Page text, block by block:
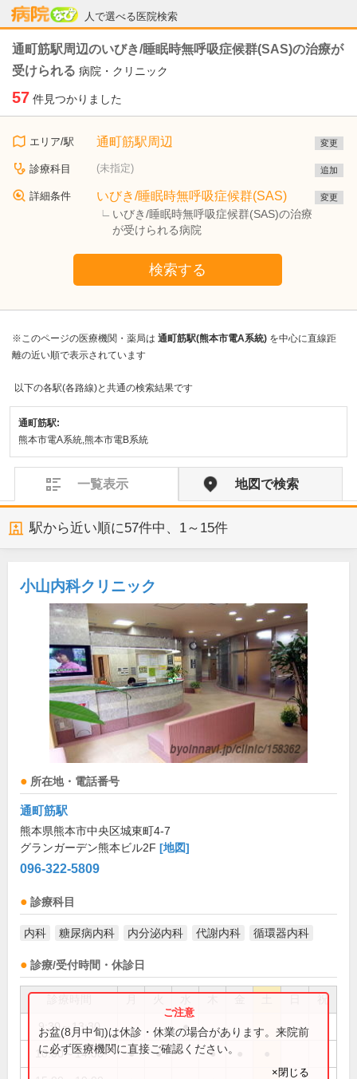
人で選べる医院検索
病院なび
通町筋駅周辺のいびき/睡眠時無呼吸症候群(SAS)の治療が
受けられる 病院・クリニック
57 件見つかりました
エリア/駅 通町筋駅周辺 変更
診療科目 (未指定) 追加
詳細条件 いびき/睡眠時無呼吸症候群(SAS)
いびき/睡眠時無呼吸症候群(SAS)の治療
が受けられる病院
変更
検索する
※このページの医療機関・薬局は 通町筋駅(熊本市電A系統) を中心に直線距
離の近い順で表示されています
以下の各駅(各路線)と共通の検索結果です
通町筋駅:
熊本市電A系統,熊本市電B系統
一覧表示 地図で検索
駅から近い順に57件中、 1～15件
小山内科クリニック
所在地・電話番号
通町筋駅
熊本県熊本市中央区城東町4-7
グランガーデン熊本ビル2F [地図]
096-322-5809
診療科目
内科 糖尿病内科 内分泌内科 代謝内科 循環器内科
診療/受付時間・休診日
祝
9:30～13:30 ●
10:00～14:00 ● ● ●
お盆(8月中旬)は休診・休業の場合があります。来院前
に必ず医療機関に直接ご確認ください。
×閉じる